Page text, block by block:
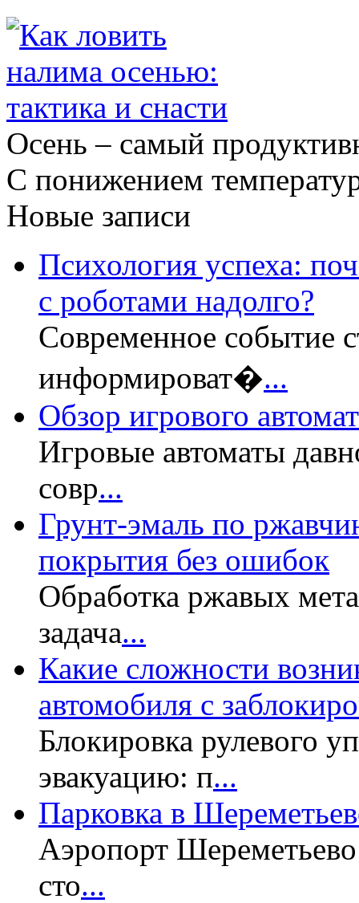
Осень – самый
С понижением
Новые записи
Психология успеха:
с роботами надолго?
Современное событие
информироват�...
Обзор игрового
Игровые автоматы
совр...
Грунт-эмаль по
покрытия без ошибок
Обработка ржавых
задача...
Какие сложности
автомобиля с
Блокировка рулевого
эвакуацию: п...
Парковка в
Аэропорт Шереметьево
сто...